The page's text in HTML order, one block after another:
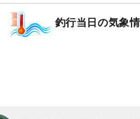
釣行当日の気象